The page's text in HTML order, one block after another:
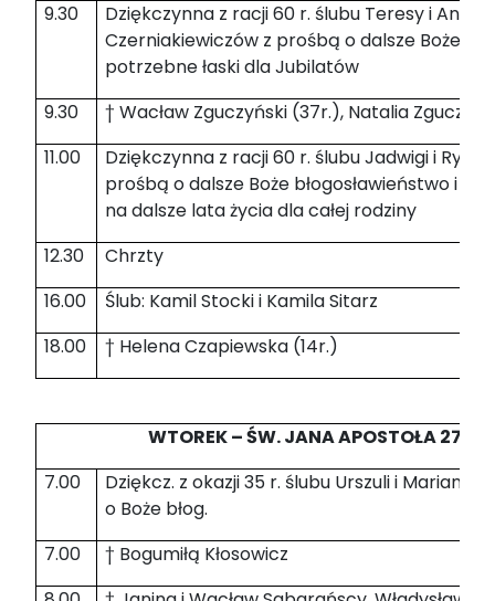
9.30
Dziękczynna z racji 60 r. ślubu Teresy i
Czerniakiewiczów z prośbą o dalsze Boże
potrzebne łaski dla Jubilatów
9.30
† Wacław Zguczyński (37r.), Natalia
11.00
Dziękczynna z racji 60 r. ślubu Jadwigi i
prośbą o dalsze Boże błogosławieństwo i
na dalsze lata życia dla całej rodziny
12.30
Chrzty
16.00
Ślub: Kamil Stocki i Kamila Sitarz
18.00
† Helena Czapiewska (14r.)
WTOREK – ŚW. JANA APOSTOŁA
7.00
Dziękcz. z okazji 35 r. ślubu Urszuli i Mariana
o Boże błog.
7.00
† Bogumiłą Kłosowicz